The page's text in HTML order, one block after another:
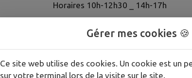
Horaires 10h-12h30 _ 14h-17h
Inscription sur :
Gérer mes cookies 🍪
Ce site web utilise des cookies. Un cookie est un
sur votre terminal lors de la visite sur le site.